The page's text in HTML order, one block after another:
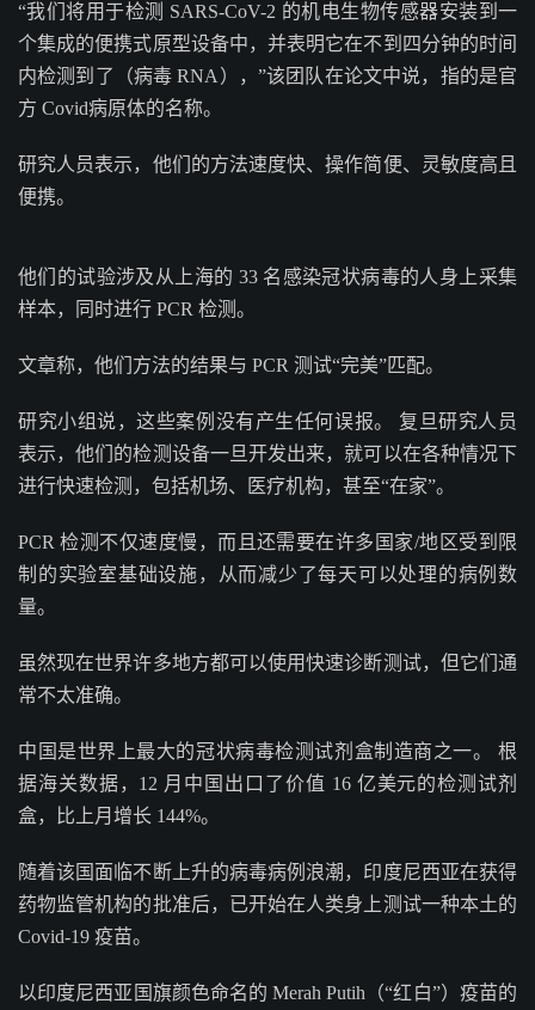
“我们将用于检测 SARS-CoV-2 的机电生物传感器安装到一
个集成的便携式原型设备中，并表明它在不到四分钟的时间
内检测到了（病毒 RNA），”该团队在论文中说，指的是官
方 Covid病原体的名称。
研究人员表示，他们的方法速度快、操作简便、灵敏度高且
便携。
他们的试验涉及从上海的 33 名感染冠状病毒的人身上采集
样本，同时进行 PCR 检测。
文章称，他们方法的结果与 PCR 测试“完美”匹配。
研究小组说，这些案例没有产生任何误报。 复旦研究人员
表示，他们的检测设备一旦开发出来，就可以在各种情况下
进行快速检测，包括机场、医疗机构，甚至“在家”。
PCR 检测不仅速度慢，而且还需要在许多国家/地区受到限
制的实验室基础设施，从而减少了每天可以处理的病例数
量。
虽然现在世界许多地方都可以使用快速诊断测试，但它们通
常不太准确。
中国是世界上最大的冠状病毒检测试剂盒制造商之一。 根
据海关数据，12 月中国出口了价值 16 亿美元的检测试剂
盒，比上月增长 144%。
随着该国面临不断上升的病毒病例浪潮，印度尼西亚在获得
药物监管机构的批准后，已开始在人类身上测试一种本土的
Covid-19 疫苗。
以印度尼西亚国旗颜色命名的 Merah Putih（“红白”）疫苗的